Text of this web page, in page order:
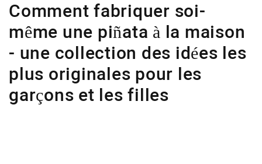
Comment fabriquer soi-
même une piñata à la maison
- une collection des idées les
plus originales pour les
garçons et les filles